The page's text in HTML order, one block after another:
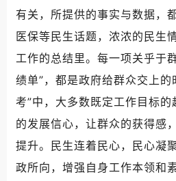
有关，所提供的事实与数据，
医保等民生话题，浓浓的民生
工作的总结里。每一项关乎于
绩单”，都是政府给群众交上的
考”中，大多数既定工作目标
的发展信心，让群众的获得感
提升。民生连着民心，民心凝
政所向，增强自身工作本领和